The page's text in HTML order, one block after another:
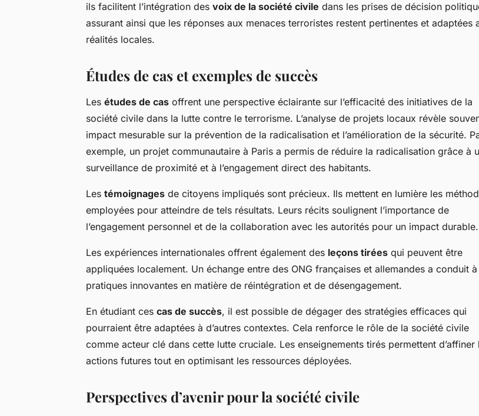
ils facilitent l’intégration des voix de la société civile dans les prises de décision
assurant ainsi que les réponses aux menaces terroristes restent pertinentes et adaptées
réalités locales.
Études de cas et exemples de succès
Les études de cas offrent une perspective éclairante sur l’efficacité des initiatives de la
société civile dans la lutte contre le terrorisme. L’analyse de projets locaux révèle
impact mesurable sur la prévention de la radicalisation et l’amélioration de la sécurité.
exemple, un projet communautaire à Paris a permis de réduire la radicalisation grâce à
surveillance de proximité et à l’engagement direct des habitants.
Les témoignages de citoyens impliqués sont précieux. Ils mettent en lumière les
employées pour atteindre de tels résultats. Leurs récits soulignent l’importance de
l’engagement personnel et de la collaboration avec les autorités pour un impact durable.
Les expériences internationales offrent également des leçons tirées qui peuvent être
appliquées localement. Un échange entre des ONG françaises et allemandes a conduit
pratiques innovantes en matière de réintégration et de désengagement.
En étudiant ces cas de succès, il est possible de dégager des stratégies efficaces qui
pourraient être adaptées à d’autres contextes. Cela renforce le rôle de la société civile
comme acteur clé dans cette lutte cruciale. Les enseignements tirés permettent d’affiner
actions futures tout en optimisant les ressources déployées.
Perspectives d’avenir pour la société civile